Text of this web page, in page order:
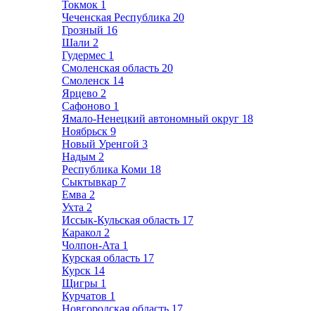
Токмок 1
Чеченская Республика 20
Грозный 16
Шали 2
Гудермес 1
Смоленская область 20
Смоленск 14
Ярцево 2
Сафоново 1
Ямало-Ненецкий автономный округ 18
Ноябрьск 9
Новый Уренгой 3
Надым 2
Республика Коми 18
Сыктывкар 7
Емва 2
Ухта 2
Иссык-Кульская область 17
Каракол 2
Чолпон-Ата 1
Курская область 17
Курск 14
Щигры 1
Курчатов 1
Новгородская область 17